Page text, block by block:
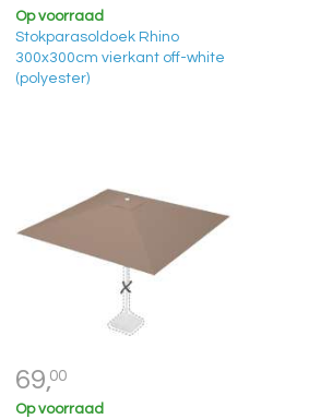
Op voorraad
Stokparasoldoek Rhino
300x300cm vierkant off-white
(polyester)
69,00
Op voorraad